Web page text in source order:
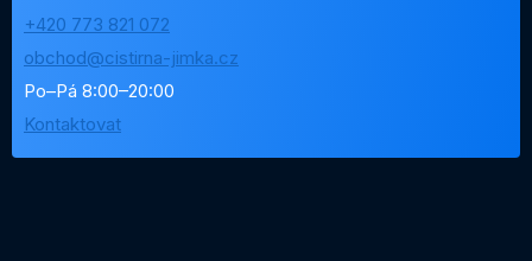
+420 773 821 072
obchod@cistirna-jimka.cz
Po–Pá 8:00–20:00
Kontaktovat